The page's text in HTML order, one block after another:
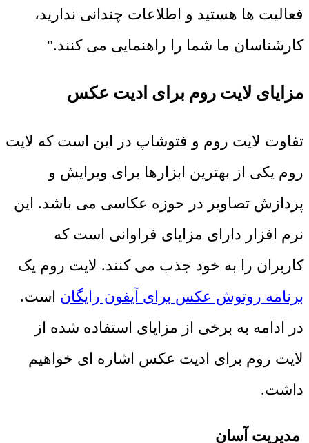
فعالیت ها هستید و اطلاعات چندانی ندارید،
کارشناسان ما شما را راهنمایی می کنند."
مزایای لایت روم برای ادیت عکس
تفاوت لایت روم و فتوشاپ در این است که لایت
روم یکی از بهترین ابزارها برای ویرایش و
پردازش تصاویر در حوزه عکاسی می باشد. این
نرم افزار دارای مزایای فراوانی است که
کاربران را به خود جذب می کنند. لایت روم یک
برنامه روتوش عکس برای آیفون رایگان است.
در ادامه به برخی از مزایای استفاده شده از
لایت روم برای ادیت عکس اشاره ای خواهیم
داشت.
مدیریت آسان